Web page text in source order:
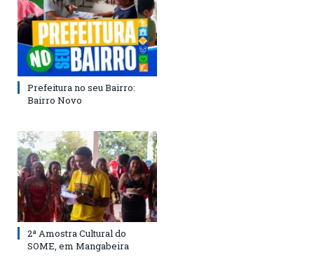
Prefeitura no seu Bairro:
Bairro Novo
2ª Amostra Cultural do
SOME, em Mangabeira